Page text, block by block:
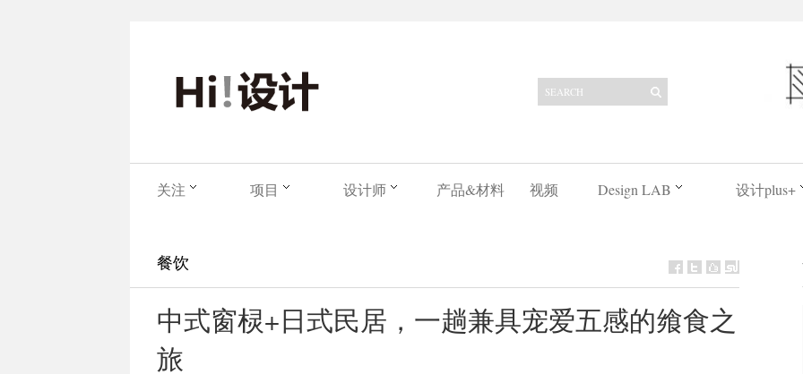
关注 项目 设计师 产品&材料 视频 Design LAB 设计plus+
餐饮
中式窗棂+日式民居，一趟兼具宠爱五感的飨食之
旅